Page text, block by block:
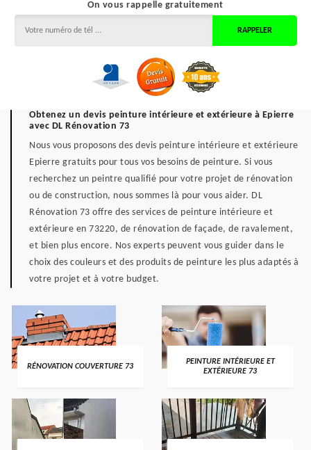
On vous rappelle gratuitement
Obtenez un devis peinture intérieure et extérieure à Epierre
avec DL Rénovation 73
Nous vous proposons des devis peinture intérieure et extérieure
Epierre gratuits pour tous vos besoins de peinture. Si vous
recherchez un peintre qualifié pour votre projet de rénovation
ou de construction, nous sommes là pour vous aider. DL
Rénovation 73 offre des services de peinture intérieure et
extérieure en 73220, de rénovation de façade, de ravalement,
et bien plus encore. Nos experts peuvent vous guider dans le
choix des couleurs et des produits de peinture les plus adaptés à
votre projet et à votre budget.
RÉNOVATION COUVERTURE 73
PEINTURE INTÉRIEURE ET
EXTÉRIEURE 73